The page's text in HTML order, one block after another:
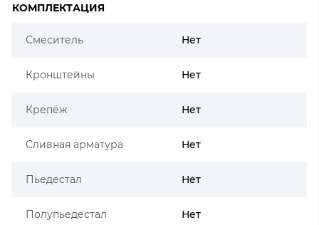
КОМПЛЕКТАЦИЯ
Смеситель Нет
Кронштейны Нет
Крепёж Нет
Сливная арматура Нет
Пьедестал Нет
Полупьедестал Нет